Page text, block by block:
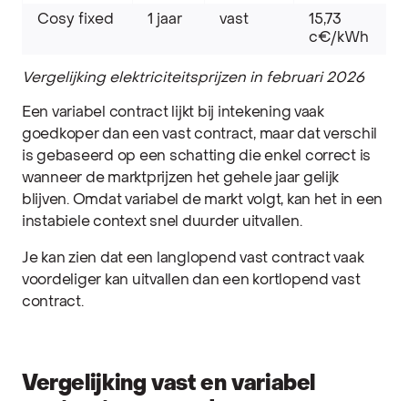
Cosy fixed 1 jaar vast
15,73
c€/kWh
Vergelijking elektriciteitsprijzen in februari 2026
Een variabel contract lijkt bij intekening vaak
goedkoper dan een vast contract, maar dat verschil
is gebaseerd op een schatting die enkel correct is
wanneer de marktprijzen het gehele jaar gelijk
blijven. Omdat variabel de markt volgt, kan het in een
instabiele context snel duurder uitvallen.
Je kan zien dat een langlopend vast contract vaak
voordeliger kan uitvallen dan een kortlopend vast
contract.
Vergelijking vast en variabel